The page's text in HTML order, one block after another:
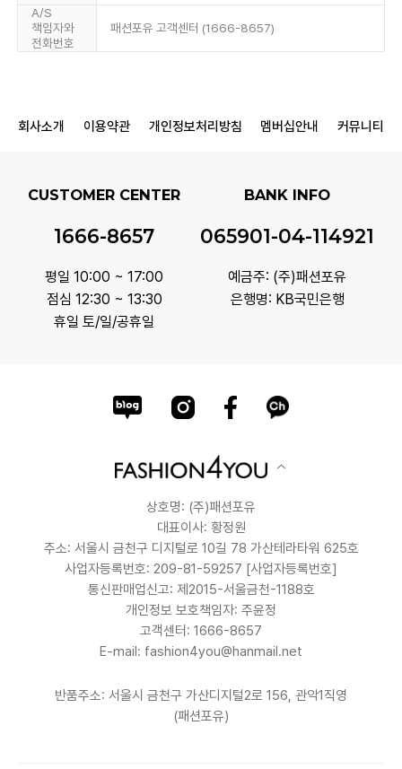
A/S
책임자와
전화번호
패션포유 고객센터 (1666-8657)
회사소개 이용약관 개인정보처리방침 멤버십안내 커뮤니티
CUSTOMER CENTER
1666-8657
평일 10:00 ~ 17:00
점심 12:30 ~ 13:30
휴일 토/일/공휴일
BANK INFO
065901-04-114921
예금주: (주)패션포유
은행명: KB국민은행
상호명: (주)패션포유
대표이사: 황정원
주소: 서울시 금천구 디지털로 10길 78 가산테라타워 625호
사업자등록번호: 209-81-59257 [사업자등록번호]
통신판매업신고: 제2015-서울금천-1188호
개인정보 보호책임자: 주윤정
고객센터: 1666-8657
E-mail: fashion4you@hanmail.net
반품주소: 서울시 금천구 가산디지털2로 156, 관악1직영
(패션포유)